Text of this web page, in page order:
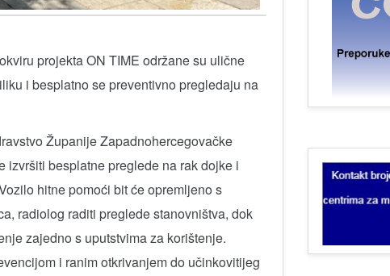
projekta ON TIME održane su ulične
i besplatno se preventivno pregledaju na
Županije Zapadnohercegovačke
izvršiti besplatne preglede na rak dojke i
hitne pomoći bit će opremljeno s
radiolog raditi preglede stanovništva, dok
zajedno s uputstvima za korištenje.
i ranim otkrivanjem do učinkovitijeg